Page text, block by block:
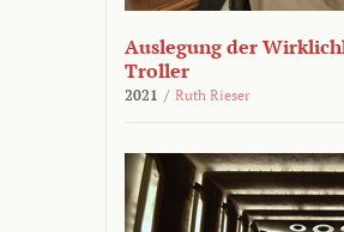
Auslegung der
Troller
2021 / Ruth Rieser